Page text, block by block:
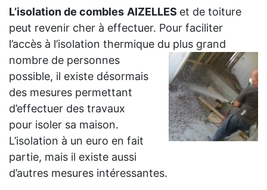
L’isolation de combles AIZELLES et de toiture
peut revenir cher à effectuer. Pour faciliter
l’accès à l’isolation thermique du plus grand
nombre de personnes
possible, il existe désormais
des mesures permettant
d’effectuer des travaux
pour isoler sa maison.
L’isolation à un euro en fait
partie, mais il existe aussi
d’autres mesures intéressantes.